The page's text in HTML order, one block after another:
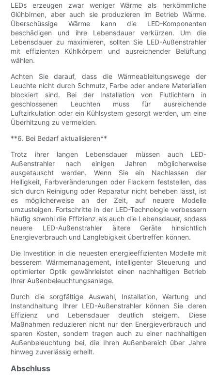
LEDs erzeugen zwar weniger Wärme als herkömmliche
Glühbirnen, aber auch sie produzieren im Betrieb Wärme.
Überschüssige Wärme kann die LED-Komponenten
beschädigen und ihre Lebensdauer verkürzen. Um die
Lebensdauer zu maximieren, sollten Sie LED-Außenstrahler
mit effizienten Kühlkörpern und ausreichender Belüftung
wählen.
Achten Sie darauf, dass die Wärmeableitungswege der
Leuchte nicht durch Schmutz, Farbe oder andere Materialien
blockiert sind. Bei der Installation von Flutlichtern in
geschlossenen Leuchten muss für ausreichende
Luftzirkulation oder ein Kühlsystem gesorgt werden, um eine
Überhitzung zu vermeiden.
**6. Bei Bedarf aktualisieren**
Trotz ihrer langen Lebensdauer müssen auch LED-
Außenstrahler nach einigen Jahren möglicherweise
ausgetauscht werden. Wenn Sie ein Nachlassen der
Helligkeit, Farbveränderungen oder Flackern feststellen, das
sich durch Reinigung oder Reparatur nicht beheben lässt, ist
es möglicherweise an der Zeit, auf neuere Modelle
umzusteigen. Fortschritte in der LED-Technologie verbessern
häufig sowohl die Effizienz als auch die Lebensdauer, sodass
neuere LED-Außenstrahler ältere Geräte hinsichtlich
Energieverbrauch und Langlebigkeit übertreffen können.
Die Investition in die neuesten energieeffizienten Modelle mit
besserem Wärmemanagement, intelligenter Steuerung und
optimierter Optik gewährleistet einen nachhaltigen Betrieb
Ihrer Außenbeleuchtungsanlage.
Durch die sorgfältige Auswahl, Installation, Wartung und
Instandhaltung Ihrer LED-Außenstrahler können Sie deren
Effizienz und Lebensdauer deutlich steigern. Diese
Maßnahmen reduzieren nicht nur den Energieverbrauch und
sparen Kosten, sondern tragen auch zu einer nachhaltigen
Außenbeleuchtung bei, die Ihren Außenbereich über Jahre
hinweg zuverlässig erhellt.
Abschluss